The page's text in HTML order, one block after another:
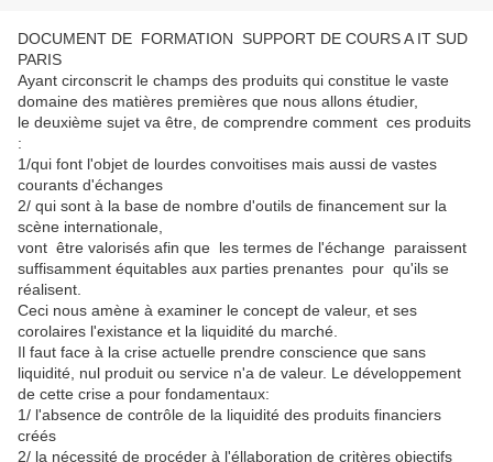
DOCUMENT DE FORMATION SUPPORT DE COURS A IT SUD
PARIS
Ayant circonscrit le champs des produits qui constitue le vaste
domaine des matières premières que nous allons étudier,
le deuxième sujet va être, de comprendre comment ces produits
:
1/qui font l'objet de lourdes convoitises mais aussi de vastes
courants d'échanges
2/ qui sont à la base de nombre d'outils de financement sur la
scène internationale,
vont être valorisés afin que les termes de l'échange paraissent
suffisamment équitables aux parties prenantes pour qu'ils se
réalisent.
Ceci nous amène à examiner le concept de valeur, et ses
corolaires l'existance et la liquidité du marché.
Il faut face à la crise actuelle prendre conscience que sans
liquidité, nul produit ou service n'a de valeur. Le développement
de cette crise a pour fondamentaux:
1/ l'absence de contrôle de la liquidité des produits financiers
créés
2/ la nécessité de procéder à l'éllaboration de critères objectifs